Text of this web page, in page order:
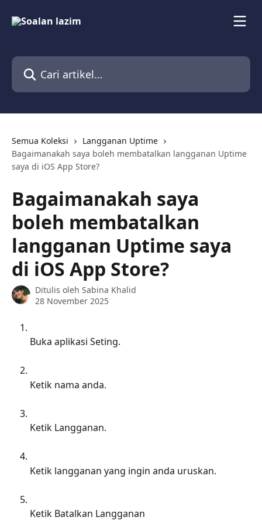
Cari artikel…
Semua Koleksi
Langganan Uptime
Bagaimanakah saya boleh membatalkan langganan Uptime
saya di iOS App Store?
Bagaimanakah saya
boleh membatalkan
langganan Uptime saya
di iOS App Store?
Ditulis oleh Sabina Khalid
28 November 2025
Buka aplikasi Seting.
Ketik nama anda.
Ketik Langganan.
Ketik langganan yang ingin anda uruskan.
Ketik Batalkan Langganan